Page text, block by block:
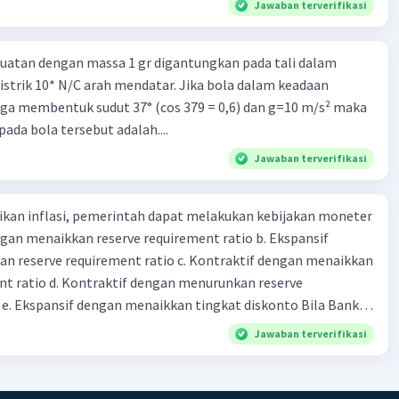
kg dan 50 kg dalam truk adalah 1: 3. 9. Berdasarkan teks
biaya angkut semua beras yang harus dibayar oleh Bu
C. Rp2.312.000 B. Rp2.475.000 D. Rp2.280.000
Jawaban terverifikasi
dengan massa 1 gr digantungkan pada tali dalam
10* N/C arah mendatar. Jika bola dalam keadaan
membentuk sudut 37° (cos 379 = 0,6) dan g=10 m/s² maka
bola tersebut adalah....
Jawaban terverifikasi
inflasi, pemerintah dapat melakukan kebijakan moneter
menaikkan reserve requirement ratio b. Ekspansif
reserve requirement ratio c. Kontraktif dengan menaikkan
ratio d. Kontraktif dengan menurunkan reserve
dengan menaikkan tingkat diskonto Bila Bank
kebijakan moneter ekspansif, ceteris paribus maka .... a.
di mana bentuk kurva jumlah uang beredar (penawaran
(penawaran uang) naik dari kiri bawah ke kanan atas
Jawaban terverifikasi